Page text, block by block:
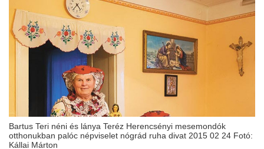
Bartus Teri néni és lánya Teréz Herencsényi mesemondók
otthonukban palóc népviselet nógrád ruha divat 2015 02 24 Fotó:
Kállai Márton